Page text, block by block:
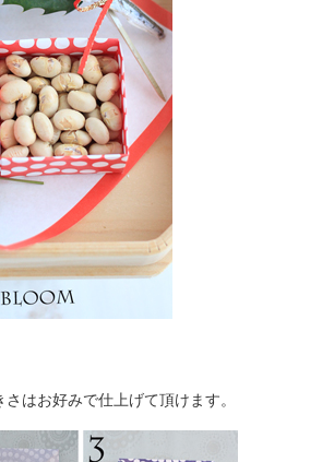
はお好みで仕上げて頂けます。